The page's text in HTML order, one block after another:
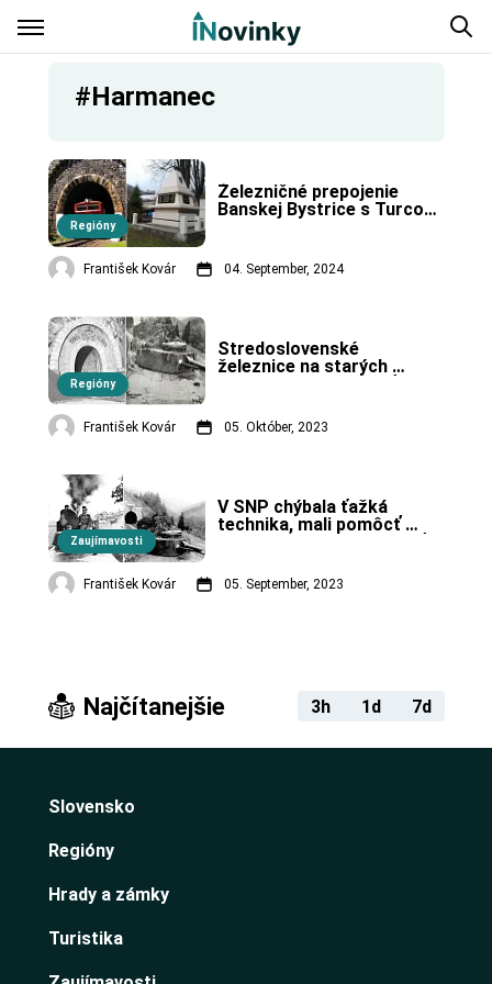
#Harmanec
Regióny
Železničné prepojenie
Banskej Bystrice s Turcom
František Kovár 04. September, 2024
Regióny
Stredoslovenské
železnice na starých
František Kovár 05. Október, 2023
Zaujímavosti
V SNP chýbala ťažká
technika, mali pomôcť
František Kovár 05. September, 2023
Najčítanejšie 3h 1d 7d
Slovensko
Regióny
Hrady a zámky
Turistika